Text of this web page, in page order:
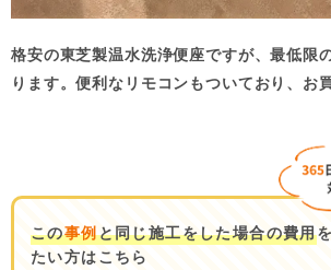
格安の東芝製温水洗浄便座ですが、最低限
ります。便利なリモコンもついており、お
この事例と同じ施工をした場合の費用
たい方はこちら